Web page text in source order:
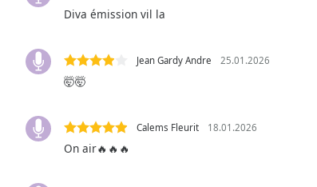
modal
Beginning
window.
Escape
Diva émission vil la
Jean Gardy Andre 25.01.2026
🤯🤯
Calems Fleurit 18.01.2026
On air🔥🔥🔥